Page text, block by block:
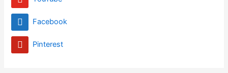
Facebook
Pinterest